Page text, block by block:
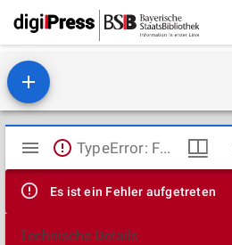
Mirador
Viewer
TypeError: Failed to fetch
Es ist ein Fehler aufgetreten
Technische Details